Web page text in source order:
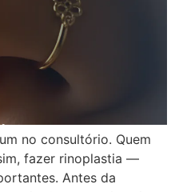
no consultório. Quem
fazer rinoplastia —
Antes da